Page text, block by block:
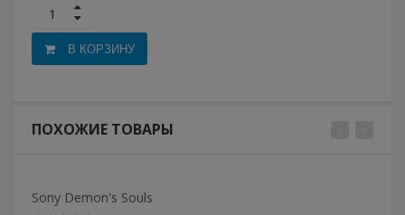
В КОРЗИНУ
ПОХОЖИЕ ТОВАРЫ
Sony Demon's Souls